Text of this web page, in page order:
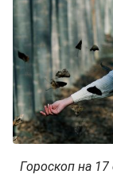
Гороскоп на 17